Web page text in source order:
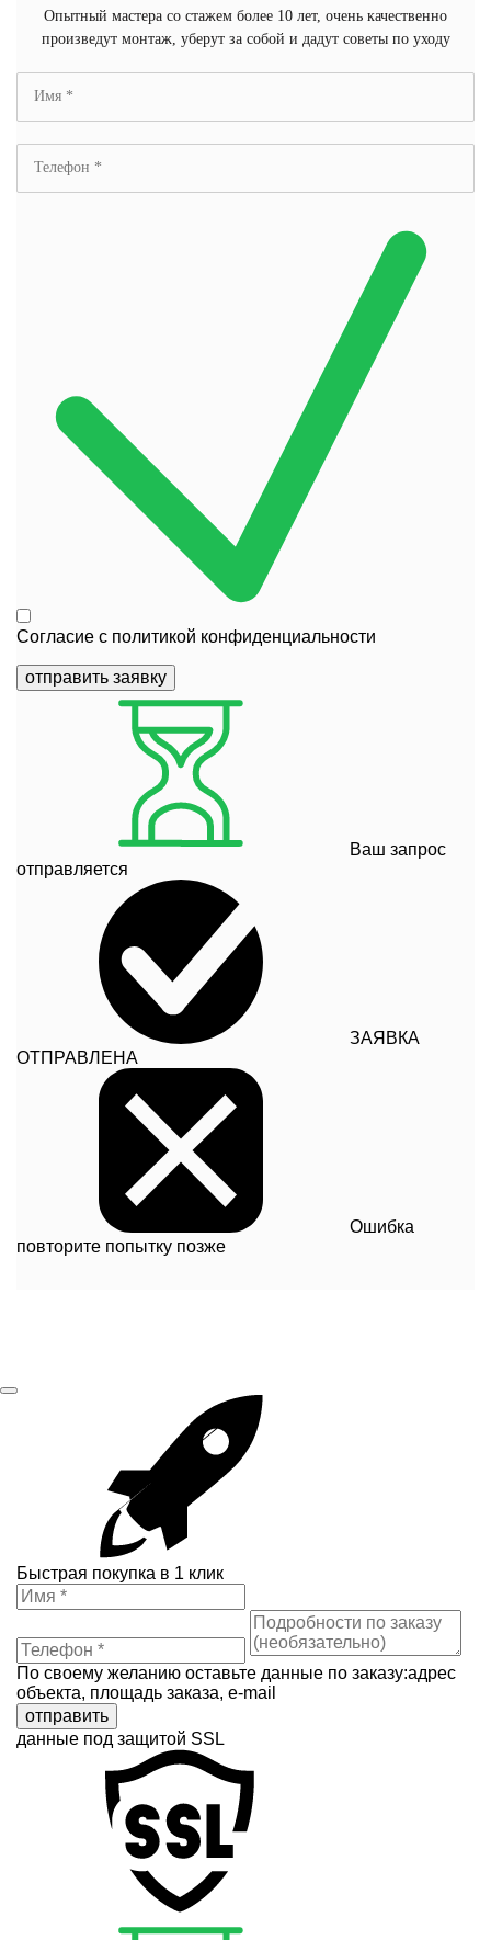
Опытный мастера со стажем более 10 лет, очень качественно
произведут монтаж, уберут за собой и дадут советы по уходу
Согласие с политикой конфиденциальности
отправить заявку
Ваш запрос
отправляется
ЗАЯВКА
ОТПРАВЛЕНА
Ошибка
повторите попытку позже
Быстрая покупка в 1 клик
По своему желанию оставьте данные по заказу:адрес
объекта, площадь заказа, e-mail
отправить
данные под защитой SSL